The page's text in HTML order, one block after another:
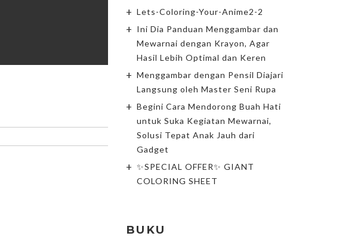
Lets-Coloring-Your-Anime2-2
Ini Dia Panduan Menggambar dan
Mewarnai dengan Krayon, Agar
Hasil Lebih Optimal dan Keren
Menggambar dengan Pensil Diajari
Langsung oleh Master Seni Rupa
Begini Cara Mendorong Buah Hati
untuk Suka Kegiatan Mewarnai,
Solusi Tepat Anak Jauh dari
Gadget
✨SPECIAL OFFER✨ GIANT
COLORING SHEET
BUKU